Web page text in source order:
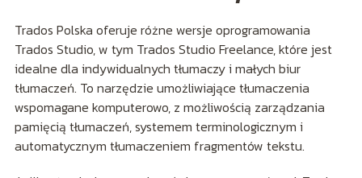
Trados Polska oferuje różne wersje oprogramowania
Trados Studio, w tym Trados Studio Freelance, które jest
idealne dla indywidualnych tłumaczy i małych biur
tłumaczeń. To narzędzie umożliwiające tłumaczenia
wspomagane komputerowo, z możliwością zarządzania
pamięcią tłumaczeń, systemem terminologicznym i
automatycznym tłumaczeniem fragmentów tekstu.